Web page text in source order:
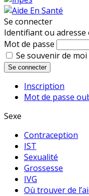
Se connecter
Identifiant ou adresse
Mot de passe
Se souvenir de moi
Se connecter
Inscription
Mot de passe
Sexe
Contraception
IST
Sexualité
Grossesse
IVG
Où trouver de